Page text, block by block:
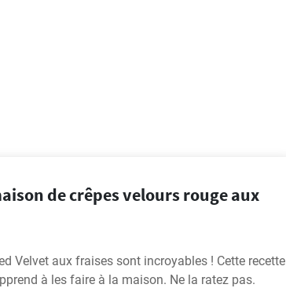
de crêpes velours rouge aux
Velvet aux fraises sont incroyables ! Cette recette
à les faire à la maison. Ne la ratez pas.